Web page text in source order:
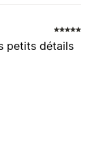
petits détails